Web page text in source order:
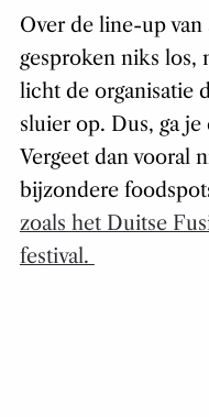
Over de line-up van
gesproken niks los,
licht de organisatie
sluier op. Dus, ga je
Vergeet dan vooral
bijzondere
zoals het Duitse
festival.